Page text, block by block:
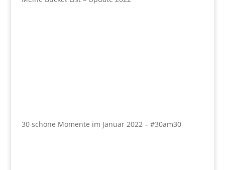
30 schöne Momente im Januar 2022 – #30am30